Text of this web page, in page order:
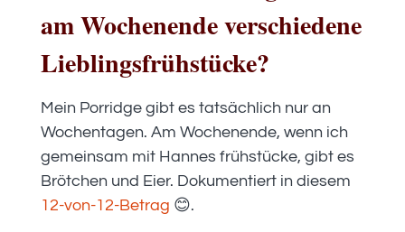
am Wochenende verschiedene
Lieblingsfrühstücke?
Mein Porridge gibt es tatsächlich nur an
Wochentagen. Am Wochenende, wenn ich
gemeinsam mit Hannes frühstücke, gibt es
Brötchen und Eier. Dokumentiert in diesem
12-von-12-Betrag 😊.